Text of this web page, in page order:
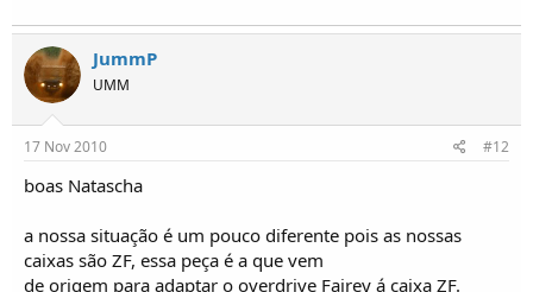
JummP
UMM
17 Nov 2010 #12
boas Natascha
a nossa situação é um pouco diferente pois as nossas
caixas são ZF, essa peça é a que vem
de origem para adaptar o overdrive Fairey á caixa ZF.